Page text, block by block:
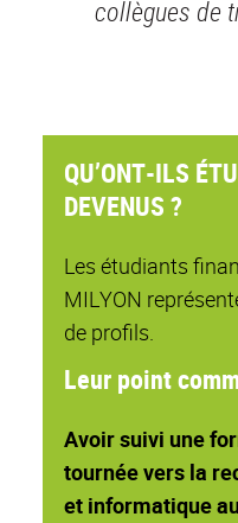
collègues de
QU’ONT-ILS
DEVENUS ?
Les étudiants
MILYON
de profils.
Leur point
Avoir suivi une
tournée vers la
et informatique